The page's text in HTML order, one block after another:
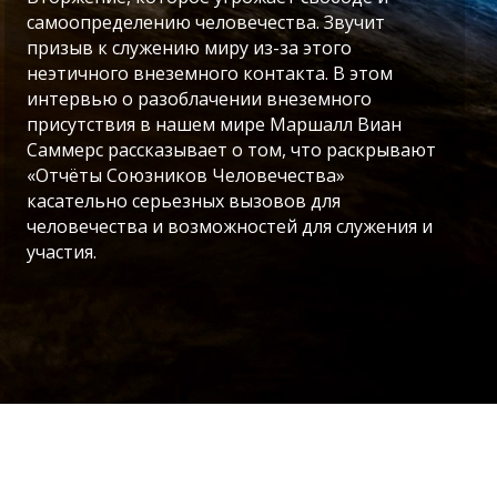
самоопределению человечества. Звучит
призыв к служению миру из-за этого
неэтичного внеземного контакта. В этом
интервью о разоблачении внеземного
присутствия в нашем мире Маршалл Виан
Саммерс рассказывает о том, что раскрывают
«Отчёты Союзников Человечества»
касательно серьезных вызовов для
человечества и возможностей для служения и
участия.